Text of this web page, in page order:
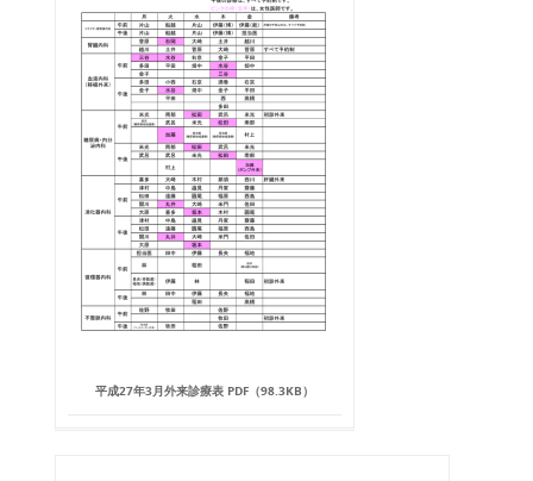
平成27年3月外来診療表 PDF（98.3KB）